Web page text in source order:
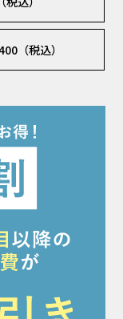
（税込）